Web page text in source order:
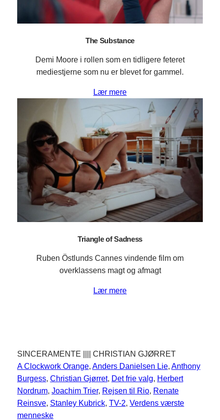
The Substance
Demi Moore i rollen som en tidligere feteret
mediestjerne som nu er blevet for gammel.
Lær mere
Triangle of Sadness
Ruben Östlunds Cannes vindende film om
overklassens magt og afmagt
Lær mere
SINCERAMENTE |||| CHRISTIAN GJØRRET
A Clockwork Orange, Anders Danielsen Lie, Anthony
Burgess, Christian Gjørret, Det frie valg, Herbert
Nordrum, Joachim Trier, Rejsen til Rio, Renate
Reinsve, Stanley Kubrick, TV-2, Verdens værste
menneske